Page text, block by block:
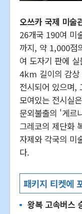
오쓰카 국제 미술
26개국 190여 미
까지, 약 1,000점
여 도자기 판에
4km 길이의 감상
전시되어 있으며,
모여있는 전시실
문외불출의 '게르
그레코의 제단화
자제와 각국의 미
다.
패키지 티켓에
왕복 고속버스